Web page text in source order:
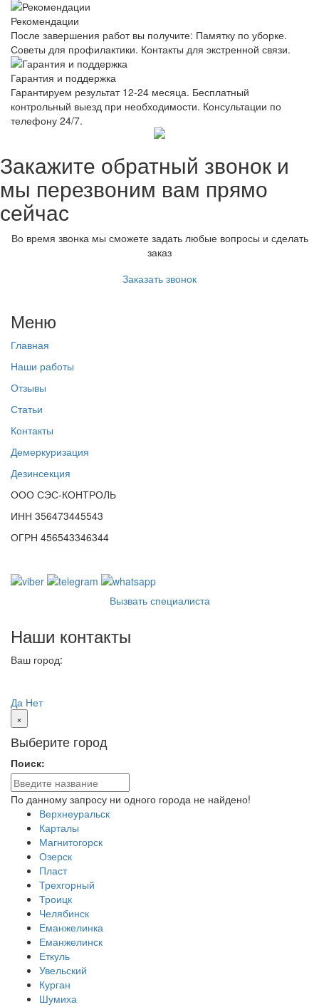
Рекомендации
После завершения работ вы получите: Памятку по уборке.
Советы для профилактики. Контакты для экстренной связи.
Гарантия и поддержка
Гарантируем результат 12-24 месяца. Бесплатный
контрольный выезд при необходимости. Консультации по
телефону 24/7.
Закажите обратный звонок и
мы перезвоним вам прямо
сейчас
Во время звонка мы сможете задать любые вопросы и сделать
заказ
Заказать звонок
Меню
Главная
Наши работы
Отзывы
Статьи
Контакты
Демеркуризация
Дезинсекция
ООО СЭС-КОНТРОЛЬ
ИНН 356473445543
ОГРН 456543346344
Вызвать специалиста
Наши контакты
Ваш город:
Да Нет
×
Выберите город
Поиск:
По данному запросу ни одного города не найдено!
Верхнеуральск
Карталы
Магнитогорск
Озерск
Пласт
Трехгорный
Троицк
Челябинск
Еманжелинка
Еманжелинск
Еткуль
Увельский
Курган
Шумиха